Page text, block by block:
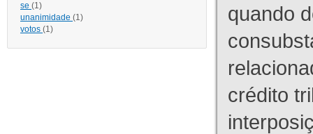
se (1)
unanimidade (1)
votos (1)
quando
crédito